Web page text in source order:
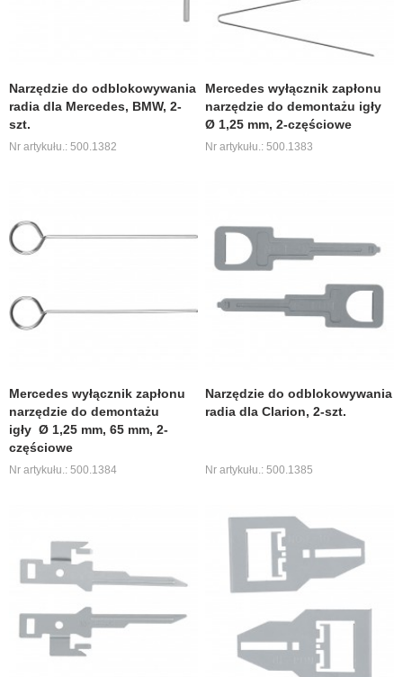
Narzędzie do odblokowywania
radia dla Mercedes, BMW, 2-
szt.
Nr artykułu.: 500.1382
Mercedes wyłącznik zapłonu
narzędzie do demontażu igły
Ø 1,25 mm, 2-częściowe
Nr artykułu.: 500.1383
Mercedes wyłącznik zapłonu
narzędzie do demontażu
igły Ø 1,25 mm, 65 mm, 2-
częściowe
Nr artykułu.: 500.1384
Narzędzie do odblokowywania
radia dla Clarion, 2-szt.
Nr artykułu.: 500.1385